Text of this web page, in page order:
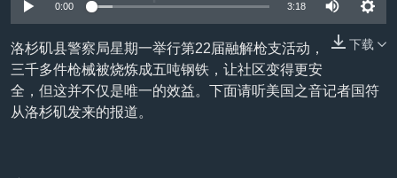
转
到
检
索
非洲
美洲
全球议题
科教·文娱·体健
军事
劳工
环境
国会报道
美中关系
美国建国250周年
VOA视频
VOA今日焦点
中文广播
0:00 3:18
下载
洛杉矶县警察局星期一举行第22届融解枪支活动，
三千多件枪械被烧炼成五吨钢铁，让社区变得更安
全，但这并不仅是唯一的效益。下面请听美国之音记者国符
从洛杉矶发来的报道。